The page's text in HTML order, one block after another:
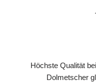
Höchste Qualität
Dolmetscher